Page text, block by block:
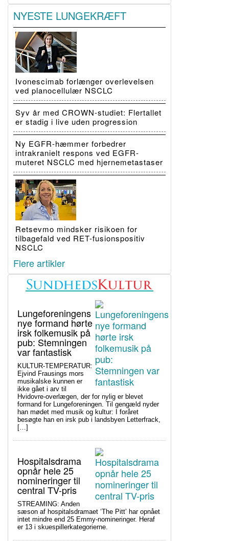
NYESTE LUNGEKRÆFT
Ivonescimab forlænger overlevelsen
ved planocellulær NSCLC
Syv år med CROWN-studiet: Flertallet
er stadig i live uden progression
Ny EGFR-hæmmer forbedrer
intrakranielt respons ved EGFR-
muteret NSCLC med hjernemetastaser
Retsevmo mindsker risikoen for
tilbagefald ved RET-fusionspositiv
NSCLC
Flere artikler
Lungeforeningens
nye formand hørte
irsk folkemusik på
pub: Stemningen
var fantastisk
KULTUR-TEMPERATUR:
Ejvind Frausings mors
musikalske kunnen er
ikke gået i arv til
Hvidovre-overlægen, der for nylig er blevet
formand for Lungeforeningen. Til gengæld nyder
han mødet med musik og kultur: I foråret
besøgte han en irsk pub i landsbyen Letterfrack,
[…]
Hospitalsdrama
opnår hele 25
nomineringer til
central TV-pris
STREAMING: Anden
sæson af hospitalsdramaet ‘The Pitt’ har opnået
intet mindre end 25 Emmy-nomineringer. Heraf
er 13 i skuespillerkategorierne.